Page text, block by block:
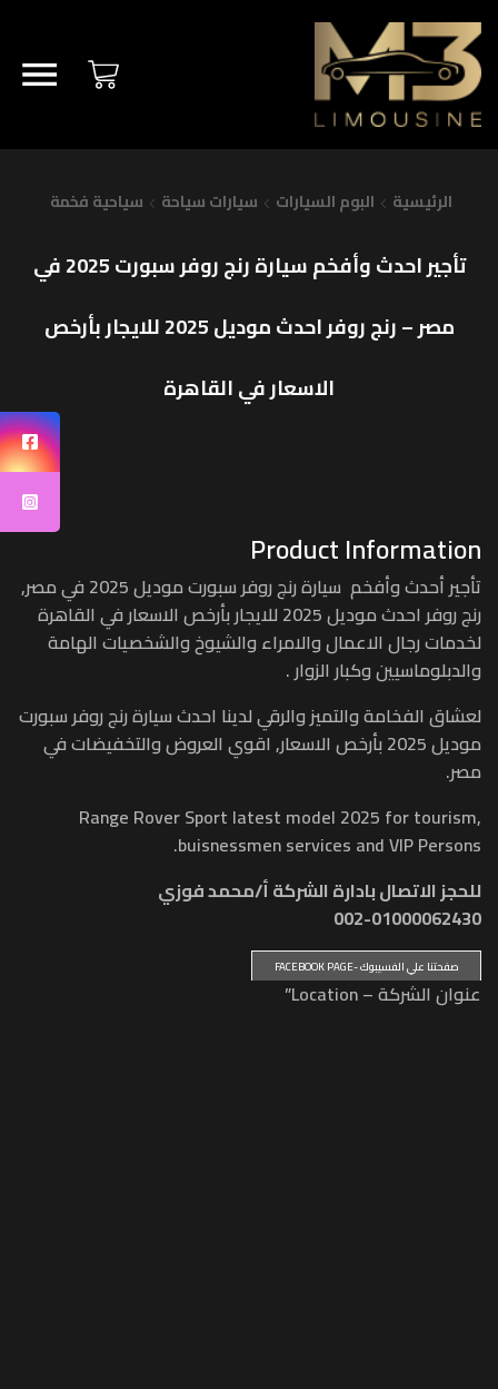
الرئيسية البوم السيارات سيارات سياحة سياحية فخمة
تأجير احدث وأفخم سيارة رنج روفر سبورت 2025 في
مصر – رنج روفر احدث موديل 2025 للايجار بأرخص
الاسعار في القاهرة
Product Information
تأجير أحدث وأفخم سيارة رنج روفر سبورت موديل 2025 في مصر,
رنج روفر احدث موديل 2025 للايجار بأرخص الاسعار في القاهرة
لخدمات رجال الاعمال والامراء والشيوخ والشخصيات الهامة
والدبلوماسيين وكبار الزوار .
لعشاق الفخامة والتميز والرقي لدينا احدث سيارة رنج روفر سبورت
موديل 2025 بأرخص الاسعار, اقوي العروض والتخفيضات في
مصر.
Range Rover Sport latest model 2025 for tourism,
buisnessmen services and VIP Persons.
للحجز الاتصال بادارة الشركة أ/محمد فوزي
002-01000062430
صفحتنا علي الفسيبوك -FACEBOOK PAGE
عنوان الشركة – Location”